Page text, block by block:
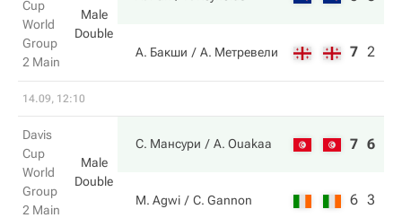
Cup
World
Group
2 Main
Male
Double
А. Бакши А. Метревели 7 2
14.09, 12:10
Davis
Cup
World
Group
2 Main
Male
Double
С. Мансури A. Ouakaa 7 6
M. Agwi C. Gannon 6 3